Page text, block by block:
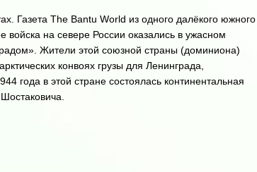
Газета The Bantu World из одного далёкого южного
на севере России оказались в ужасном
Жители этой союзной страны (доминиона)
конвоях грузы для Ленинграда,
года в этой стране состоялась континентальная